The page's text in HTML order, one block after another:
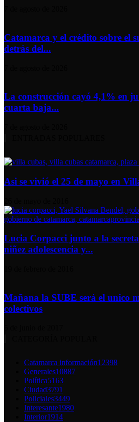
Catamarca y el crédito sobre el
detrás del...
La construcción cayó 4,1% en
cuarta baja...
Asi se vivió el 25 de mayo en
Lucia Corpacci junto a la
niñez adolescencia y...
Mañana la SUBE será el unico
colectivos
Catamarca información12398
Generales10887
Política5163
Ciudad3791
Policiales3449
Interesante1980
Interior1914